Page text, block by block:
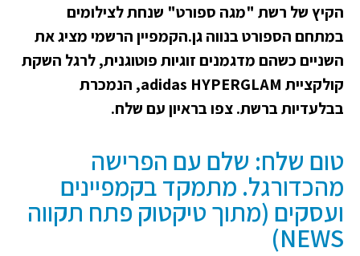
הקיץ של רשת "מגה ספורט" שנחת לצילומים
במתחם הספורט בנווה גן.הקמפיין הרשמי מציג את
השניים כשהם מדגמנים זוגיות פוטוגנית, לרגל השקת
קולקציית adidas HYPERGLAM, הנמכרת
בבלעדיות ברשת. צפו בראיון עם שלח.
טום שלח: שלם עם הפרישה
מהכדורגל. מתמקד בקמפיינים
ועסקים (מתוך טיקטוק פתח תקווה
NEWS)